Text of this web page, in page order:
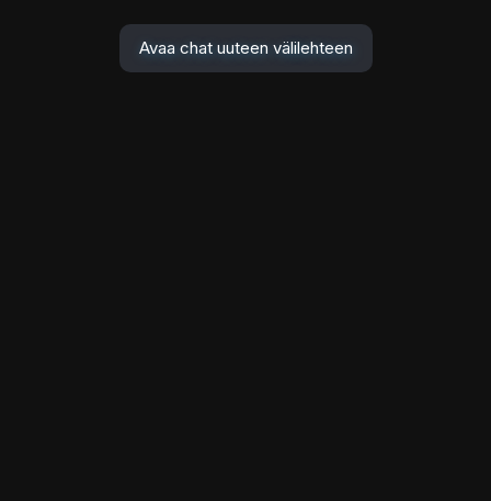
Avaa chat uuteen välilehteen